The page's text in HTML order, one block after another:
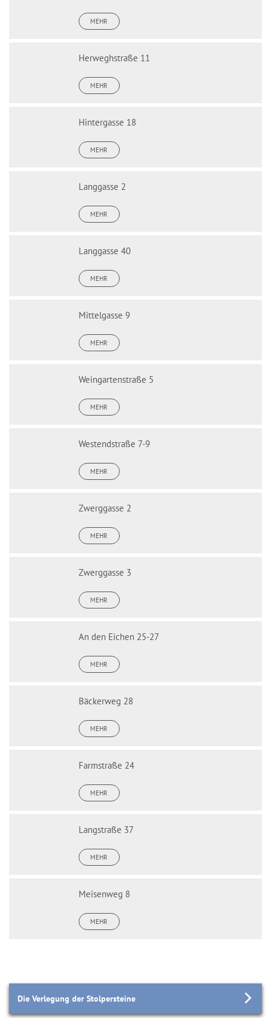
MEHR
Herweghstraße 11
MEHR
Hintergasse 18
MEHR
Langgasse 2
MEHR
Langgasse 40
MEHR
Mittelgasse 9
MEHR
Weingartenstraße 5
MEHR
Westendstraße 7-9
MEHR
Zwerggasse 2
MEHR
Zwerggasse 3
MEHR
An den Eichen 25-27
MEHR
Bäckerweg 28
MEHR
Farmstraße 24
MEHR
Langstraße 37
MEHR
Meisenweg 8
MEHR
Die Verlegung der Stolpersteine